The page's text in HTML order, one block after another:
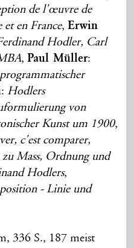
de l'œuvre de
et en France,Erwin
Hodler, Carl
,Paul Müller:
: Hodlers
von
Kunst um 1900,
c'est comparer,
zu Mass, Ordnung und
Hodlers,
- Linie und
336 S., 187 meist